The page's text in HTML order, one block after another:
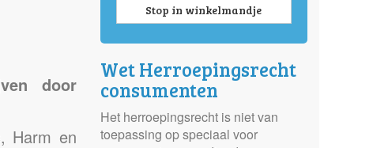
door
Harm en
Stop in winkelmandje
Wet Herroepingsrecht
consumenten
Het herroepingsrecht is niet van
toepassing op speciaal voor